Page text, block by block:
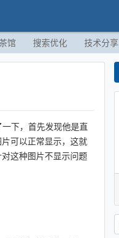
馆 搜索优化 技术分享
下，首先发现他是直
可以正常显示，这就
这种图片不显示问题